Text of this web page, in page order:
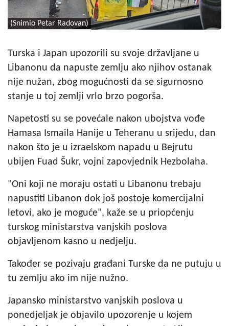
(Snimio Petar Radovan)
Turska i Japan upozorili su svoje državljane u
Libanonu da napuste zemlju ako njihov ostanak
nije nužan, zbog mogućnosti da se sigurnosno
stanje u toj zemlji vrlo brzo pogorša.
Napetosti su se povećale nakon ubojstva vođe
Hamasa Ismaila Hanije u Teheranu u srijedu, dan
nakon što je u izraelskom napadu u Bejrutu
ubijen Fuad Šukr, vojni zapovjednik Hezbolaha.
"Oni koji ne moraju ostati u Libanonu trebaju
napustiti Libanon dok još postoje komercijalni
letovi, ako je moguće", kaže se u priopćenju
turskog ministarstva vanjskih poslova
objavljenom kasno u nedjelju.
Također se pozivaju građani Turske da ne putuju u
tu zemlju ako im nije nužno.
Japansko ministarstvo vanjskih poslova u
ponedjeljak je objavilo upozorenje u kojem